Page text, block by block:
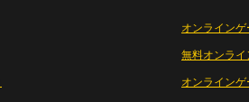
オンラインゲ
無料オンライ
オンライン